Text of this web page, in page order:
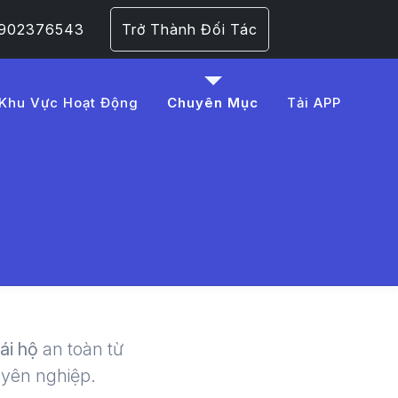
Trở Thành Đối Tác
Khu Vực Hoạt Động Chuyên Mục Tải APP
-
hộ an toàn từ
nghiệp.